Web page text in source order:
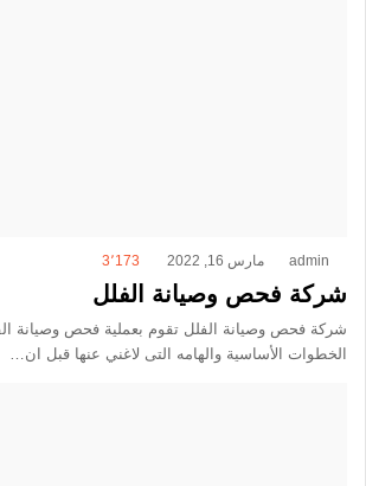
admin مارس 16, 2022 3٬173
شركة فحص وصيانة الفلل
شركة فحص وصيانة الفلل تقوم بعملية فحص وصيانة
الخطوات الأساسية والهامه التى لاغني عنها قبل ان…